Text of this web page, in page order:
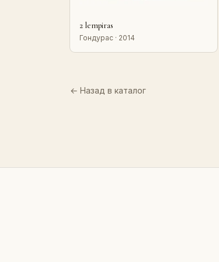
2 lempiras
Гондурас · 2014
← Назад в каталог